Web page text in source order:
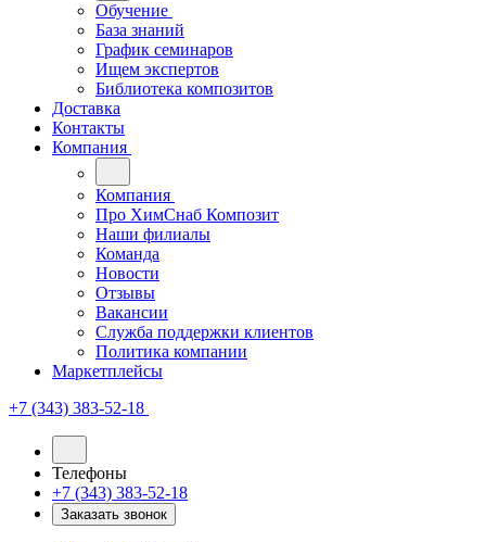
Обучение
База знаний
График семинаров
Ищем экспертов
Библиотека композитов
Доставка
Контакты
Компания
Компания
Про ХимСнаб Композит
Наши филиалы
Команда
Новости
Отзывы
Вакансии
Служба поддержки клиентов
Политика компании
Маркетплейсы
+7 (343) 383-52-18
Телефоны
+7 (343) 383-52-18
Заказать звонок